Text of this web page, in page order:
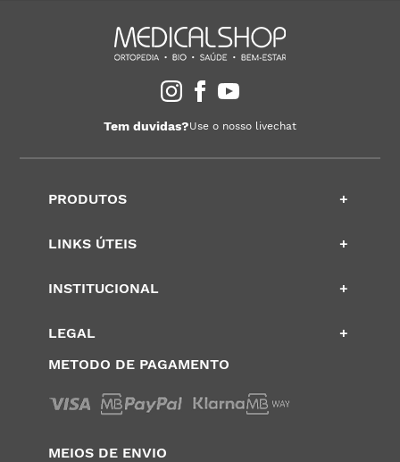
Tem duvidas?Use o nosso livechat
PRODUTOS +
LINKS ÚTEIS +
INSTITUCIONAL +
LEGAL
+
METODO DE PAGAMENTO
MEIOS DE ENVIO